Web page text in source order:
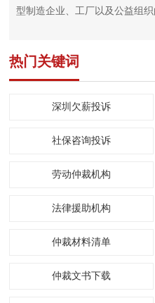
型制造企业、工厂以及公益组织
热门关键词
深圳欠薪投诉
社保咨询投诉
劳动仲裁机构
法律援助机构
仲裁材料清单
仲裁文书下载